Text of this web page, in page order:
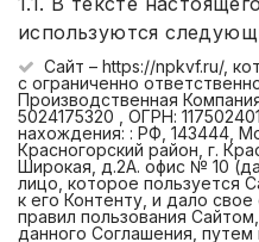
используются
Сайт – https://npkvf.ru/,
с ограниченно
Производственная
5024175320 , ОГРН:
нахождения: : РФ, 143444,
Красногорский район, г.
Широкая, д.2А. офис № 10
лицо, которое пользуется
к его Контенту, и дало
правил пользования
данного Соглашения,